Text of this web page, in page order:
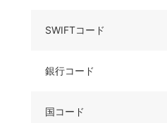
SWIFTコード
銀行コード
国コード